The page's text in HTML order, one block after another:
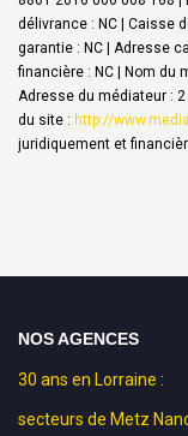
délivrance : NC | Caisse
garantie : NC | Adresse
financière : NC | Nom du
Adresse du médiateur :
du site : http://
juridiquement et
NOS AGENCES
30 ans en Lorraine :
secteurs de Metz